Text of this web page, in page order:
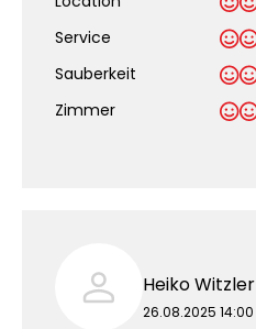
Service
Sauberkeit
Zimmer
Heiko Witzler
26.08.2025 14:00